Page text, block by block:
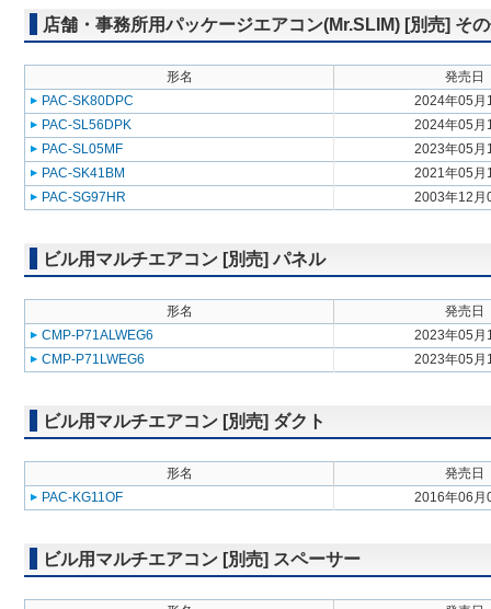
店舗・事務所用パッケージエアコン(Mr.SLIM) [別売] そ
形名
発売日
PAC-SK80DPC
2024年05月
PAC-SL56DPK
2024年05月
PAC-SL05MF
2023年05月
PAC-SK41BM
2021年05月
PAC-SG97HR
2003年12月
ビル用マルチエアコン [別売] パネル
形名
発売日
CMP-P71ALWEG6
2023年05月
CMP-P71LWEG6
2023年05月
ビル用マルチエアコン [別売] ダクト
形名
発売日
PAC-KG11OF
2016年06月
ビル用マルチエアコン [別売] スペーサー